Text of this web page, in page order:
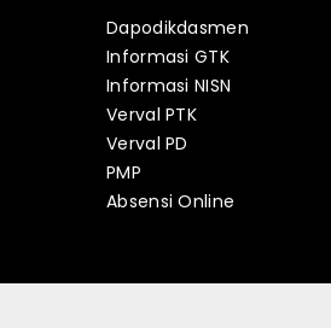
Dapodikdasmen
Informasi GTK
Informasi NISN
Verval PTK
Verval PD
PMP
Absensi Online